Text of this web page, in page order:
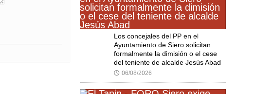
Los concejales del PP en el
Ayuntamiento de Siero solicitan
formalmente la dimisión o el cese
del teniente de alcalde Jesús Abad
🕔 06/08/2026